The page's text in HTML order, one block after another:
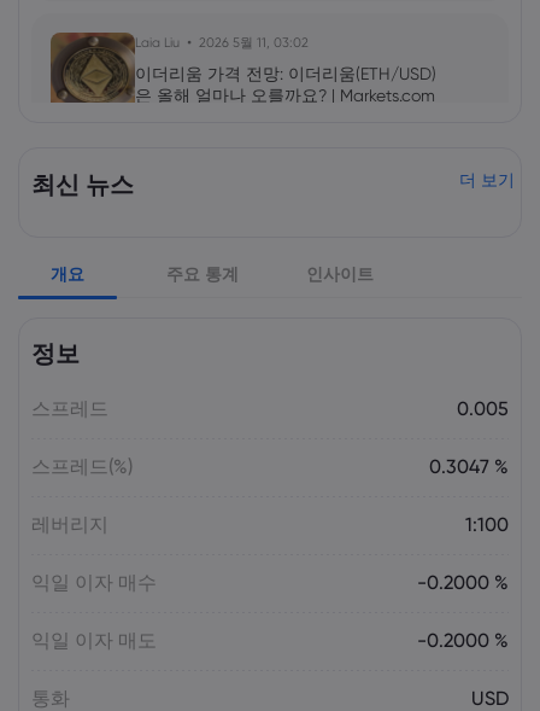
Laia Liu 2026 5월 11, 03:02
이더리움 가격 전망: 이더리움(ETH/USD)
은 올해 얼마나 오를까요? | Markets.com
AI 주식 및 투자 기회: 투자하기 가장 좋은
최신 뉴스 더 보기
개요 주요 통계 인사이트
정보
스프레드 0.005
스프레드(%) 0.3047 %
레버리지 1:100
익일 이자 매수 -0.2000 %
익일 이자 매도 -0.2000 %
통화 USD